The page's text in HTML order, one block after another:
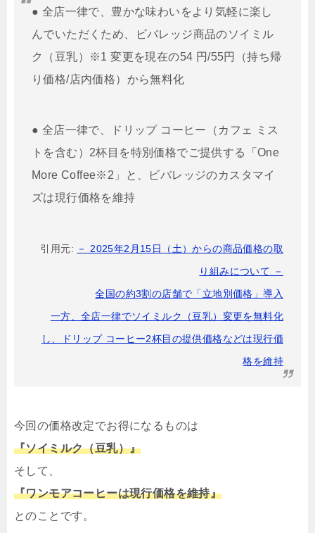
● 全店一律で、豊かな味わいをより気軽に楽し
んでいただくため、ビバレッジ商品のソイミル
ク（豆乳）※1 変更を現在の54 円/55円（持ち帰
り価格/店内価格）から無料化
● 全店一律で、ドリップ コーヒー（カフェ ミス
トを含む）2杯目を特別価格でご提供する「One
More Coffee※2」と、ビバレッジのカスタマイ
ズは現行価格を維持
引用元: － 2025年2月15日（土）からの商品価格の取
り組みについて －
全国の約3割の店舗で「立地別価格」導入
一方、全店一律でソイミルク（豆乳）変更を無料化
し、ドリップ コーヒー2杯目の提供価格などは現行価
格を維持
今回の価格改定でお得になるものは
『ソイミルク（豆乳）』
そして、
『ワンモアコーヒーは現行価格を維持』
とのことです。